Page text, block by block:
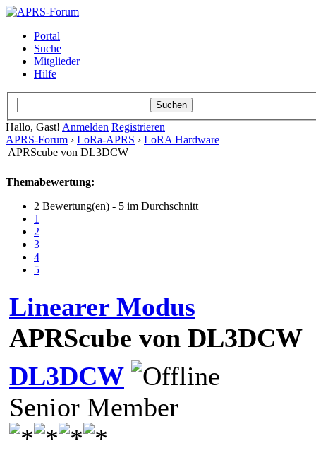
Portal
Suche
Mitglieder
Hilfe
Hallo, Gast! Anmelden Registrieren
APRS-Forum › LoRa-APRS › LoRA Hardware
APRScube von DL3DCW
Themabewertung:
2 Bewertung(en) - 5 im Durchschnitt
1
2
3
4
5
Linearer Modus
APRScube von DL3DCW
DL3DCW
Senior Member